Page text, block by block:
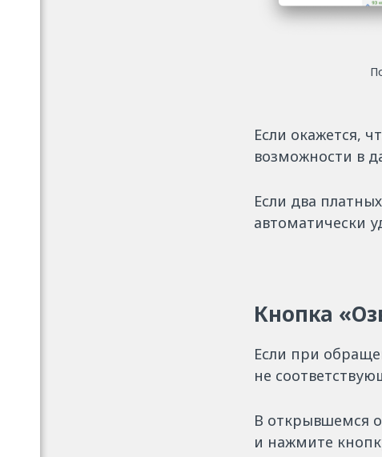
Если окажется,
возможности в
Если два
автоматически
Кнопка
Если при
не
В открывшемся
и нажмите